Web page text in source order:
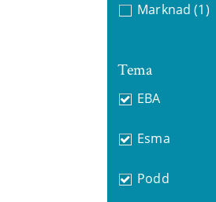
Marknad (1)
Tema
EBA
Esma
Podd